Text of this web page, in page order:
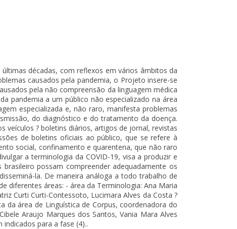
décadas, com reflexos em vários âmbitos da
causados pela pandemia, o Projeto insere-se
pela não compreensão da linguagem médica
pandemia a um público não especializado na área
especializada e, não raro, manifesta problemas
do diagnóstico e do tratamento da doença.
veículos ? boletins diários, artigos de jornal, revistas
de boletins oficiais ao público, que se refere à
social, confinamento e quarentena, que não raro
a terminologia da COVID-19, visa a produzir e
possam compreender adequadamente os
la. De maneira análoga a todo trabalho de
diferentes áreas: - área da Terminologia: Ana Maria
Curti Curti-Contessoto, Lucimara Alves da Costa ?
da área de Linguística de Corpus, coordenadora do
Araujo Marques dos Santos, Vania Mara Alves
para a fase (4)..